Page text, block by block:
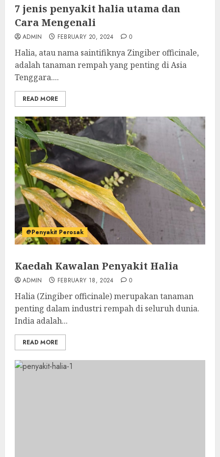
7 jenis penyakit halia utama dan
Cara Mengenali
ADMIN FEBRUARY 20, 2024 0
Halia, atau nama saintifiknya Zingiber officinale,
adalah tanaman rempah yang penting di Asia
Tenggara....
READ MORE
@Penyakit Perosak
Kaedah Kawalan Penyakit Halia
ADMIN FEBRUARY 18, 2024 0
Halia (Zingiber officinale) merupakan tanaman
penting dalam industri rempah di seluruh dunia.
India adalah...
READ MORE